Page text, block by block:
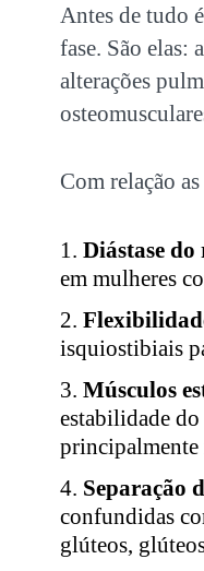
Antes de tudo
fase. São elas:
alterações
Com relação
Diástase
em mulheres
isquiostibiais
Músculos
estabilidade
principalmente
Separação
confundidas
glúteos,